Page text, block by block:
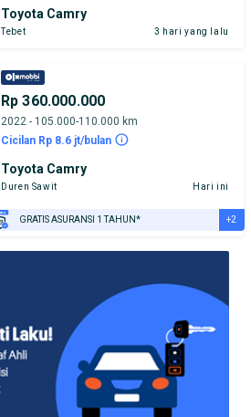
Toyota Camry
Tebet 3 hari yang lalu
Rp 360.000.000
2022 - 105.000-110.000 km
Cicilan Rp 8.6 jt/bulan
Toyota Camry
Duren Sawit Hari ini
GRATIS ASURANSI 1 TAHUN* +2